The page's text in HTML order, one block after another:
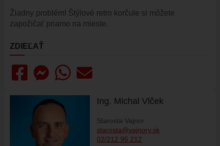
ROZHLAS
ŠKOLSTVO - ŠKOLY
ZARIADENIE PRE SENIOROV "OPATRÍME VÁS"
ŠPECIALIZOVANÉ ZARIADENIE PRE SENIOROV (ALVIANO)
KULTÚRA
KNIŽNICA
ZDRUŽENIA A SPOLKY
KERAMICKÁ DIELŇA
VAJNORSKÉ PRODUKTY
Žiadny problém! Štýlové retro korčule si môžete
zapožičať priamo na mieste.
ZDIEĽAŤ
Ing. Michal Vlček
Starosta Vajnor
starosta@vajnory.sk
02/212 95 212